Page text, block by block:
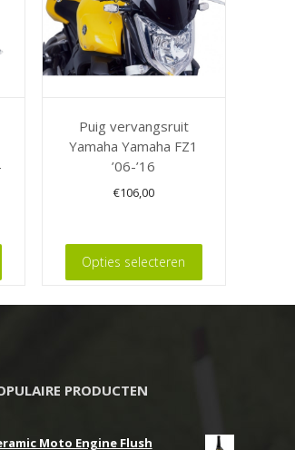
Puig vervangsruit
Yamaha Yamaha FZ1
’06-’16
€106,00
Opties selecteren
product
heeft
meerdere
PRODUCTEN
Moto Engine Flush